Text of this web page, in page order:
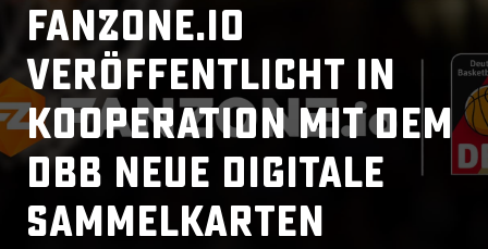
FANZONE.io
veröffentlicht in
Kooperation mit dem
DBB neue Digitale
Sammelkarten